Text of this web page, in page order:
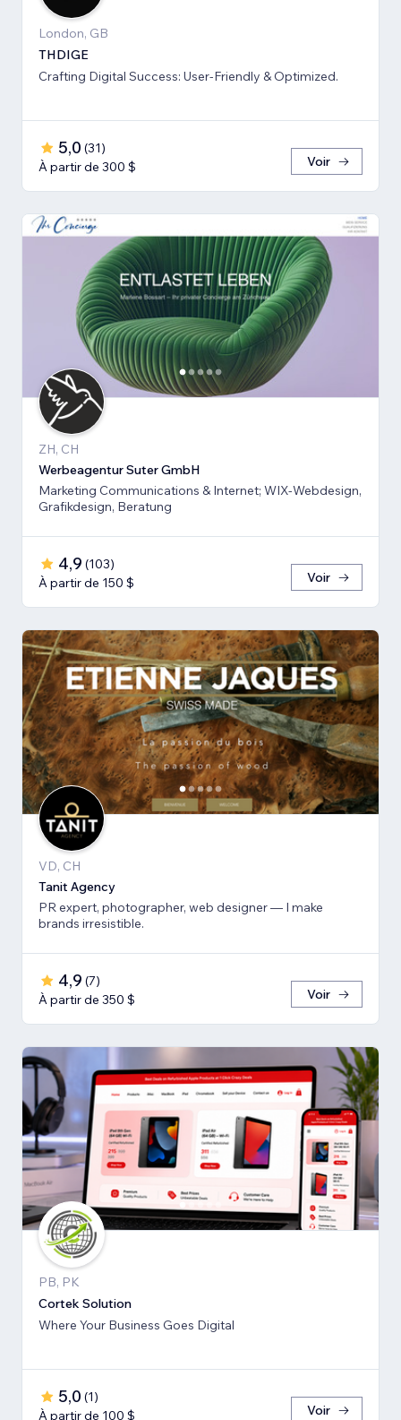
London, GB
THDIGE
Crafting Digital Success: User-Friendly & Optimized.
5,0 (31)
À partir de 300 $
Voir
ZH, CH
Werbeagentur Suter GmbH
Marketing Communications & Internet; WIX-Webdesign,
Grafikdesign, Beratung
4,9 (103)
À partir de 150 $
Voir
VD, CH
Tanit Agency
PR expert, photographer, web designer — I make
brands irresistible.
4,9 (7)
À partir de 350 $
Voir
PB, PK
Cortek Solution
Where Your Business Goes Digital
5,0 (1)
À partir de 100 $
Voir